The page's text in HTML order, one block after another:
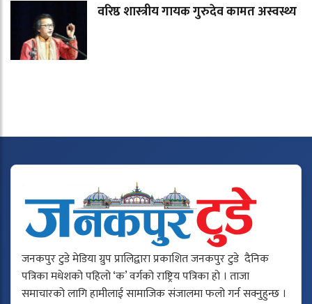
वरिष्ठ शास्त्रीय गायक गुरुदेव कामत अस्वस्थ्य
जनकपुर टुडे मेडिया ग्रुप प्रालिद्वारा प्रकाशित जनकपुर टुडे दैनिक
पत्रिका मधेशको पहिलो ‘क’ वर्गको राष्ट्रिय पत्रिका हो । ताजा
समाचारको लागि हामीलाई सामाजिक संजालमा फलो गर्न सक्नुहुन्छ ।